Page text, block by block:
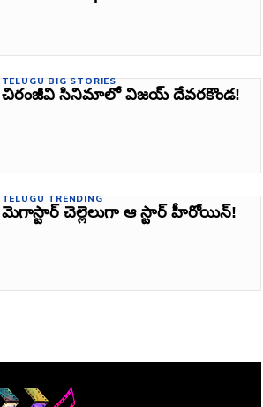
TELUGU BIG STORIES
చిరంజీవి సినిమాలో విజయ్‌ దేవరకొండ!
TELUGU TRENDING
మెగాస్టార్‌ చెల్లెలుగా ఆ స్టార్‌ హీరోయిన్‌!